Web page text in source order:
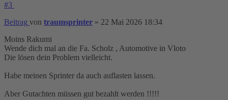
#3
Beitrag von traumsprinter » 22 Mai 2026 18:34
Moins Rakumi
Wende dich mal an die Fa. Scholz , Automotive in Vloto
Die lösen dein Problem vielleicht.
Habe meinen Sprinter da auch auflasten lassen.
Aber Gutachten müssen gut bezahlt werden !!!!!